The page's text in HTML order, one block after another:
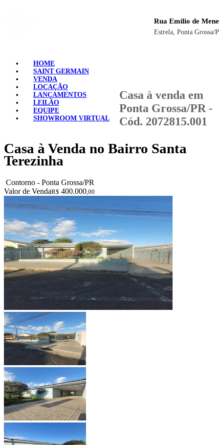
Rua Emílio de
Estrela, Ponta Grossa/
HOME
SAINT GERMAIN
VENDA
LOCAÇÃO
LANÇAMENTOS
LEILÃO
EQUIPE
SHOWROOM VIRTUAL
Casa à venda em
Ponta Grossa/PR -
Cód. 2072815.001
Casa à Venda no Bairro Santa
Terezinha
Contorno - Ponta Grossa/PR
Valor de VendaR$ 400.000,00